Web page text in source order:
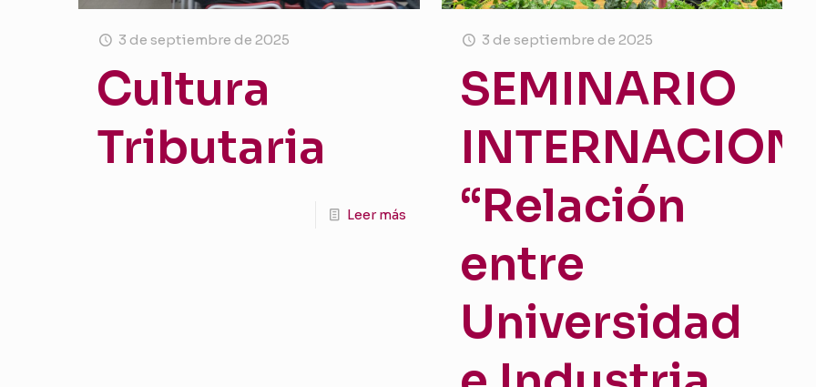
3 de septiembre de 2025
Cultura
Tributaria
Leer más
3 de septiembre de 2025
SEMINARIO
“Relación
entre
Universidad